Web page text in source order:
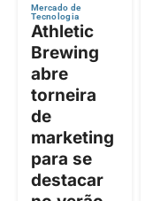
Mercado de
Tecnologia
Athletic
Brewing
abre
torneira
de
marketing
para se
destacar